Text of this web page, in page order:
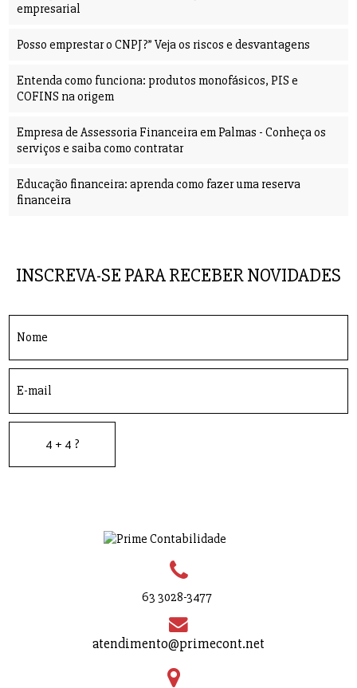
empresarial
Posso emprestar o CNPJ?” Veja os riscos e desvantagens
Entenda como funciona: produtos monofásicos, PIS e
COFINS na origem
Empresa de Assessoria Financeira em Palmas - Conheça os
serviços e saiba como contratar
Educação financeira: aprenda como fazer uma reserva
financeira
INSCREVA-SE PARA RECEBER NOVIDADES
63 3028-3477
atendimento@primecont.net